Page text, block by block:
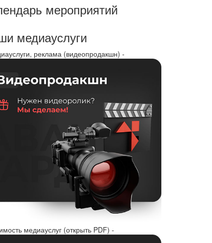
мероприятий
медиауслуги
реклама (видеопродакшн) -
медиауслуг (открыть PDF) -